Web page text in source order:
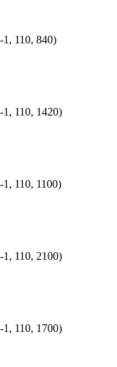
110, 840)
110, 1420)
110, 1100)
110, 2100)
110, 1700)